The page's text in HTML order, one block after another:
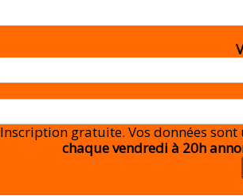
Inscription gratuite. Vos données
chaque vendredi à 20h